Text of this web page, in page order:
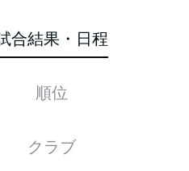
合結果・日程
順位
クラブ
ングメンバー